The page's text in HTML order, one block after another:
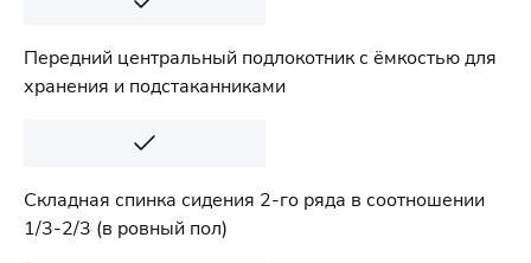
Передний центральный подлокотник с ёмкостью для
хранения и подстаканниками
Складная спинка сидения 2-го ряда в соотношении
1/3-2/3 (в ровный пол)